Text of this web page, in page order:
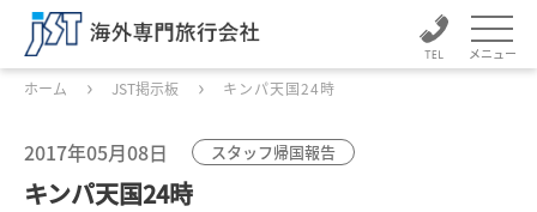
メニュー
ホーム JST掲示板 キンパ天国24時
2017年05月08日 スタッフ帰国報告
キンパ天国24時